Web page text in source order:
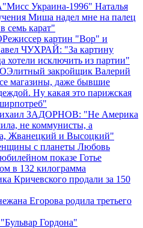
"Мисс Украина-1996" Наталья
Миша надел мне на палец
семь карат"
Режиссер картин "Вор" и
ЧУХРАЙ: "За картину
хотели исключить из партии"
Элитный закройщик Валерий
даже бывшие
Ну какая это парижская
ЗАДОРНОВ: "Не Америка
не коммунисты, а
Жванецкий и Высоцкий"
с планеты Любовь
показе Готье
в 132 килограммa
Кричевского продали за 150
Егорова родила третьего
Гордона"